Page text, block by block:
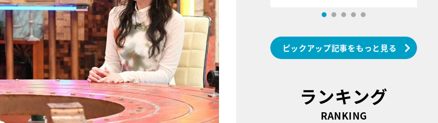
ピックアップ記事をもっと見る
ランキング
RANKING